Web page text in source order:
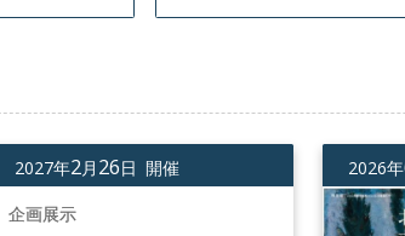
2027年2月 26日 開催
企画展示
2026年